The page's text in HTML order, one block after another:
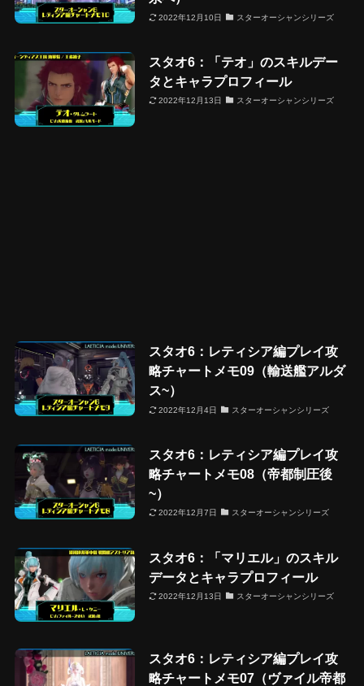
2022年12月10日 スターオーシャンシリーズ
スタオ6：「テオ」のスキルデー
タとキャラプロフィール
2022年12月13日 スターオーシャンシリーズ
スタオ6：レティシア編プレイ攻
略チャートメモ09（輸送艦アルダ
ス~）
2022年12月4日 スターオーシャンシリーズ
スタオ6：レティシア編プレイ攻
略チャートメモ08（帝都制圧後
~）
2022年12月7日 スターオーシャンシリーズ
スタオ6：「マリエル」のスキル
データとキャラプロフィール
2022年12月13日 スターオーシャンシリーズ
スタオ6：レティシア編プレイ攻
略チャートメモ07（ヴァイル帝都